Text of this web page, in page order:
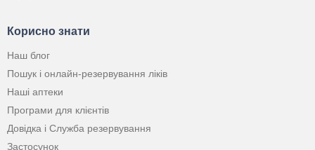
Корисно знати
Наш блог
Пошук і онлайн-резервування ліків
Наші аптеки
Програми для клієнтів
Довідка і Служба резервування
Застосунок